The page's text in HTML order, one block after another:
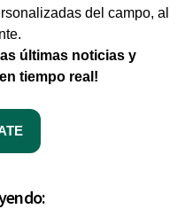
del campo, al
últimas noticias y
tiempo real!